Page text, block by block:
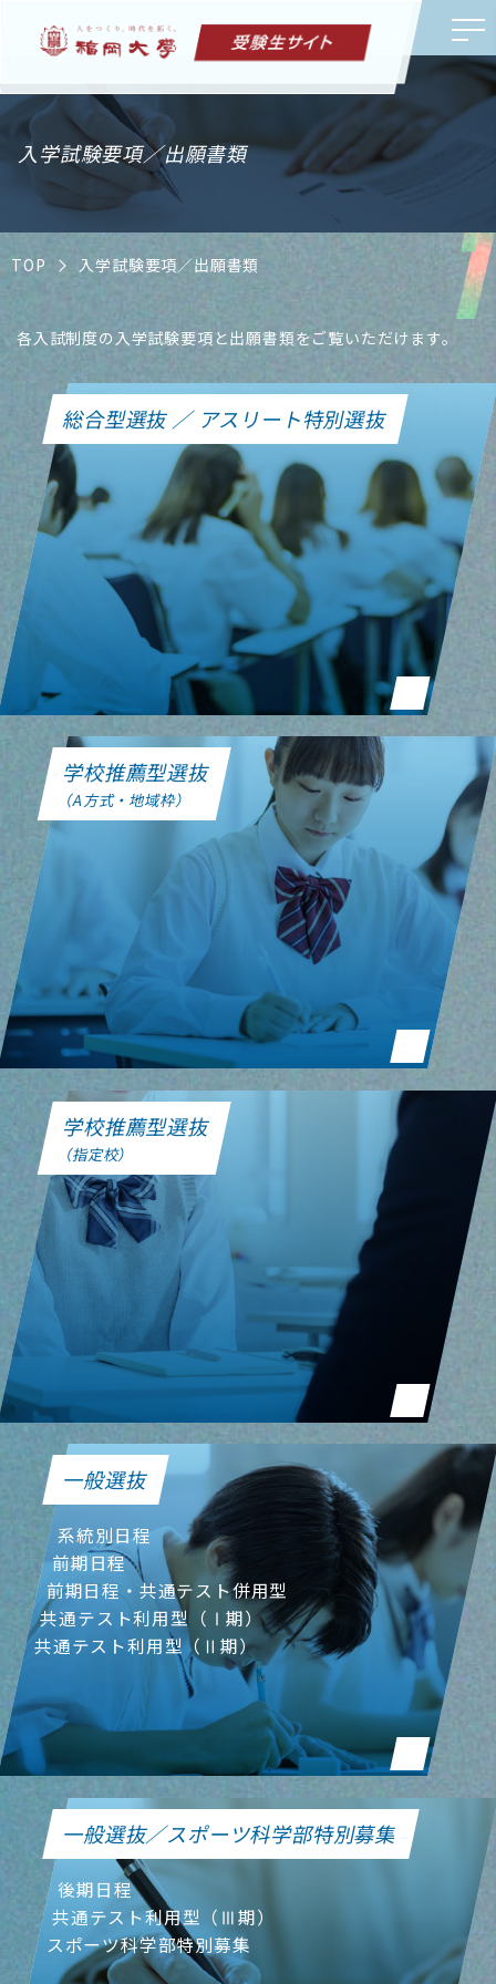
入学試験要項／出願書類
TOP 入学試験要項／出願書類
各入試制度の入学試験要項と出願書類をご覧いただけます。
総合型選抜 ／ アスリート特別選抜
学校推薦型選抜
（A方式・地域枠）
学校推薦型選抜
（指定校）
一般選抜
系統別日程
前期日程
前期日程・共通テスト併用型
共通テスト利用型（Ⅰ期）
共通テスト利用型（Ⅱ期）
一般選抜／スポーツ科学部特別募集
後期日程
共通テスト利用型（Ⅲ期）
スポーツ科学部特別募集